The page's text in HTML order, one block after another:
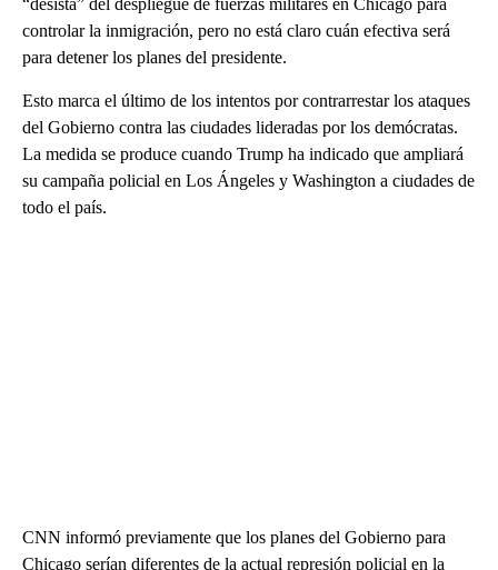
“desista” del despliegue de fuerzas militares en Chicago para
controlar la inmigración, pero no está claro cuán efectiva será
para detener los planes del presidente.
Esto marca el último de los intentos por contrarrestar los ataques
del Gobierno contra las ciudades lideradas por los demócratas.
La medida se produce cuando Trump ha indicado que ampliará
su campaña policial en Los Ángeles y Washington a ciudades de
todo el país.
CNN informó previamente que los planes del Gobierno para
Chicago serían diferentes de la actual represión policial en la